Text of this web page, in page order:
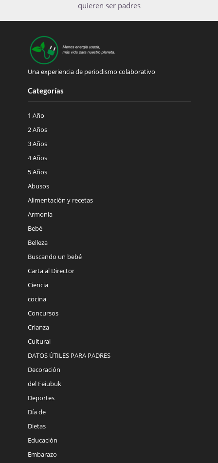
quieren ser padres
Una experiencia de periodismo colaborativo
Categorías
1 Año
2 Años
3 Años
4 Años
5 Años
Abusos
Alimentación y recetas
Armonia
Bebé
Belleza
Buscando un bebé
Carta al Director
Ciencia
cocina
Concursos
Crianza
Cultural
DATOS ÚTILES PARA PADRES
Decoración
del Feiubuk
Deportes
Día de
Dietas
Educación
Embarazo